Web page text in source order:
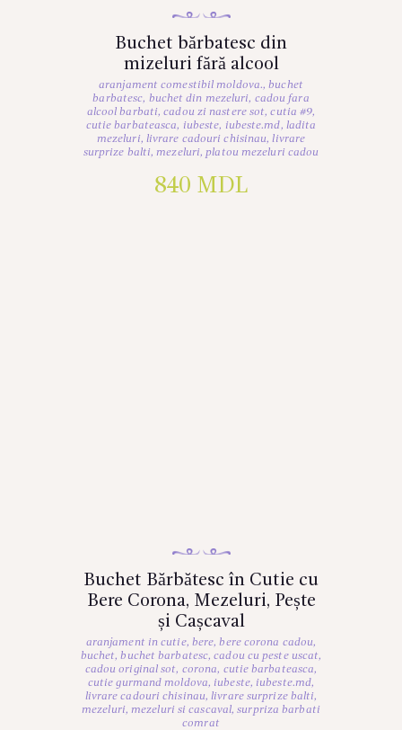
Buchet bărbatesc din
mizeluri fără alcool
aranjament comestibil moldova.,buchet
barbatesc, buchet din mezeluri, cadou fara
alcool barbati,cadou zi nastere sot,cutia #9,
cutie barbateasca, iubeste, iubeste.md, ladita
mezeluri, livrare cadouri chisinau,livrare
surprize balti,mezeluri, platou mezeluri cadou
840 MDL
Buchet Bărbătesc în Cutie cu
Bere Corona, Mezeluri, Pește
și Cașcaval
aranjament in cutie, bere,bere corona cadou,
buchet,buchet barbatesc,cadou cu peste uscat,
cadou original sot, corona, cutie barbateasca,
cutie gurmand moldova, iubeste, iubeste.md,
livrare cadouri chisinau,livrare surprize balti,
mezeluri,mezeluri si cascaval,surpriza barbati
comrat